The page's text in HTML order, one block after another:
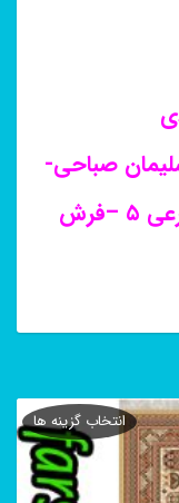
صباحی-
بلوار ۱ ( کارگر اصلی ) بعد از فرعی ۵ –فرش
انتخاب گزینه ها